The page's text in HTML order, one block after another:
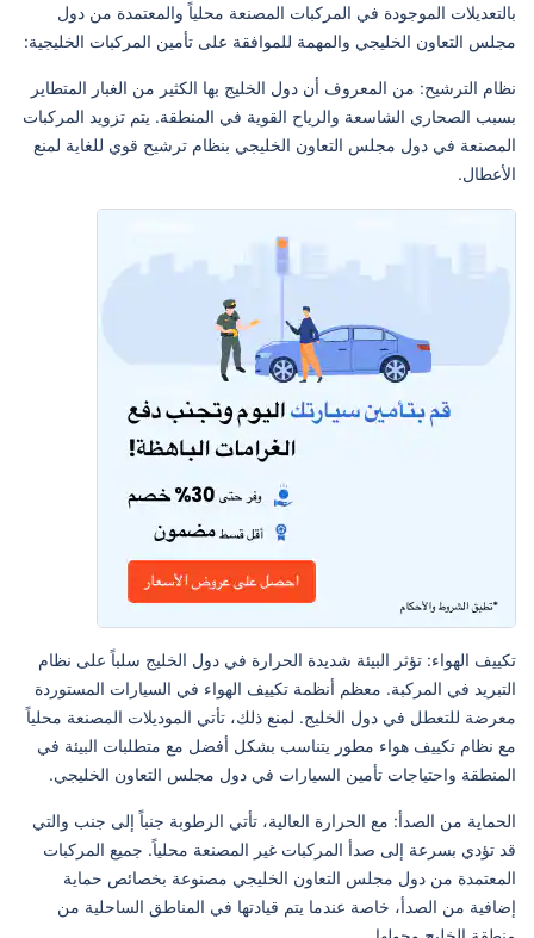
بالتعديلات الموجودة في المركبات المصنعة محلياً والمعتمدة من دول
مجلس التعاون الخليجي والمهمة للموافقة على تأمين المركبات الخليجية:
نظام الترشيح: من المعروف أن دول الخليج بها الكثير من الغبار المتطاير
بسبب الصحاري الشاسعة والرياح القوية في المنطقة. يتم تزويد المركبات
المصنعة في دول مجلس التعاون الخليجي بنظام ترشيح قوي للغاية لمنع
الأعطال.
تكييف الهواء: تؤثر البيئة شديدة الحرارة في دول الخليج سلباً على نظام
التبريد في المركبة. معظم أنظمة تكييف الهواء في السيارات المستوردة
معرضة للتعطل في دول الخليج. لمنع ذلك، تأتي الموديلات المصنعة محلياً
مع نظام تكييف هواء مطور يتناسب بشكل أفضل مع متطلبات البيئة في
المنطقة واحتياجات تأمين السيارات في دول مجلس التعاون الخليجي.
الحماية من الصدأ: مع الحرارة العالية، تأتي الرطوبة جنباً إلى جنب والتي
قد تؤدي بسرعة إلى صدأ المركبات غير المصنعة محلياً. جميع المركبات
المعتمدة من دول مجلس التعاون الخليجي مصنوعة بخصائص حماية
إضافية من الصدأ، خاصة عندما يتم قيادتها في المناطق الساحلية من